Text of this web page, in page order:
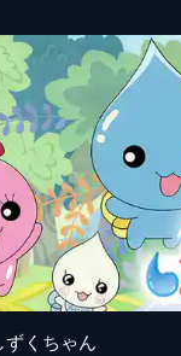
くちゃん